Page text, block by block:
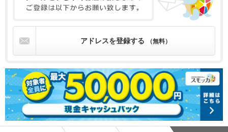
アドレスを登録する （無料）